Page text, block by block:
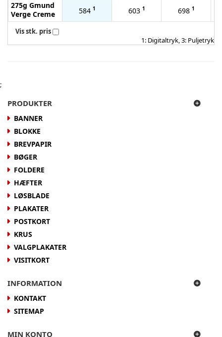
275g Gmund
Verge Creme
584 1 603 1 698 1
Vis stk. pris
1: Digitaltryk, 3: Puljetryk
;
PRODUKTER
BANNER
BLOKKE
BREVPAPIR
BØGER
FOLDERE
HÆFTER
LØSBLADE
PLAKATER
POSTKORT
KRUS
VALGPLAKATER
VISITKORT
INFORMATION
KONTAKT
SITEMAP
MIN KONTO